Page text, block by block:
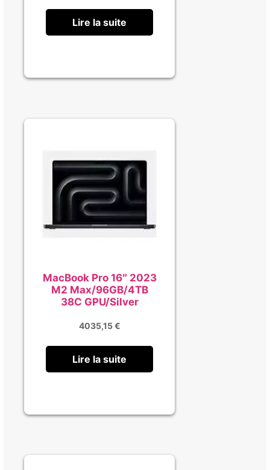
Lire la suite
MacBook Pro 16″ 2023
M2 Max/96GB/4TB
38C GPU/Silver
4035,15€
Lire la suite